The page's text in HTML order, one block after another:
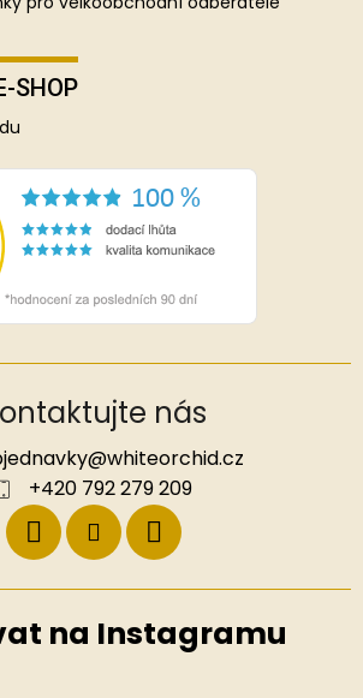
SHOP
nás
@whiteorchid.cz
+420 792 279 209
na Instagramu